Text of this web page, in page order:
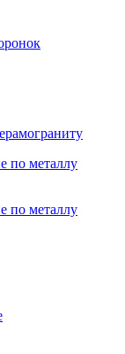
по металлу
по металлу